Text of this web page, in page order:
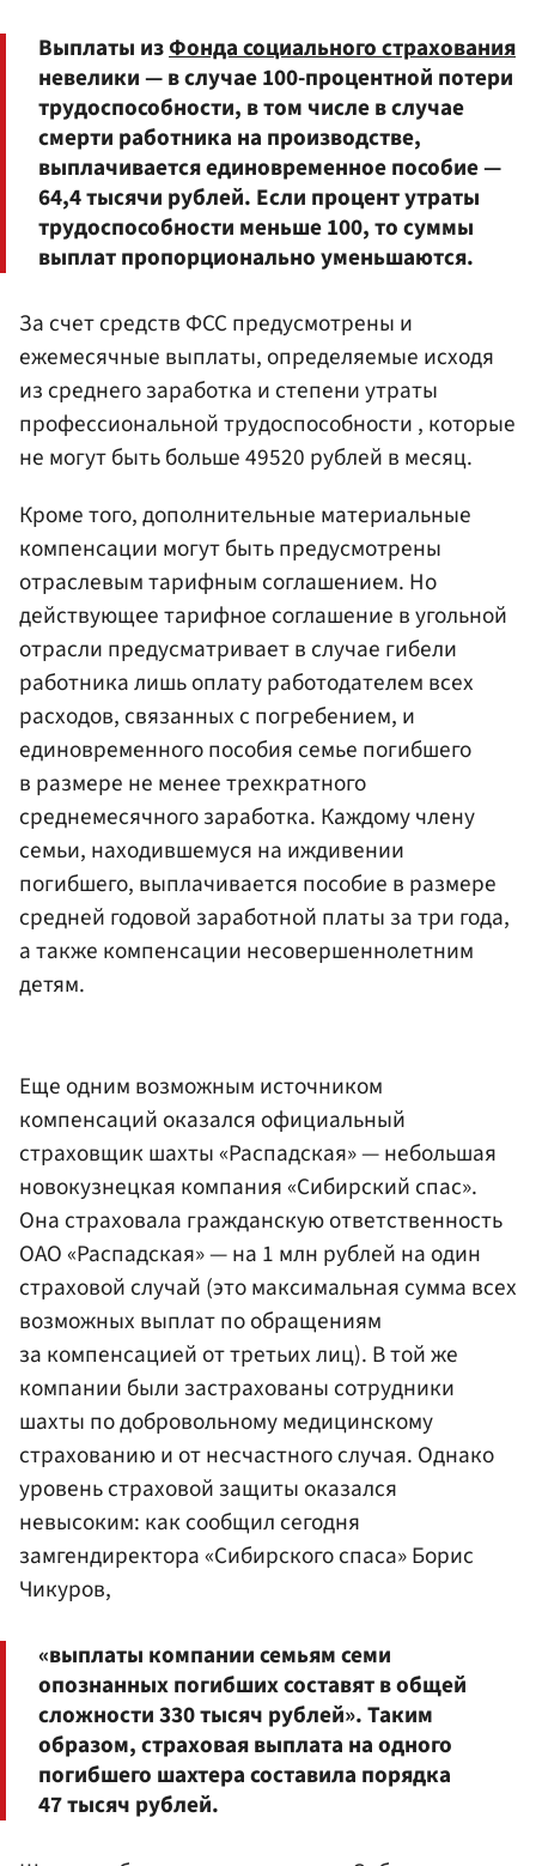
Выплаты изФонда социального страхования
невелики — в случае 100-процентной потери
трудоспособности, в том числе в случае
смерти работника на производстве,
выплачивается единовременное пособие —
64,4 тысячи рублей. Если процент утраты
трудоспособности меньше 100, то суммы
выплат пропорционально уменьшаются.
За счет средств ФСС предусмотрены и
ежемесячные выплаты, определяемые исходя
из среднего заработка и степени утраты
профессиональной трудоспособности , которые
не могут быть больше 49520 рублей в месяц.
Кроме того, дополнительные материальные
компенсации могут быть предусмотрены
отраслевым тарифным соглашением. Но
действующее тарифное соглашение в угольной
отрасли предусматривает в случае гибели
работника лишь оплату работодателем всех
расходов, связанных с погребением, и
единовременного пособия семье погибшего
в размере не менее трехкратного
среднемесячного заработка. Каждому члену
семьи, находившемуся на иждивении
погибшего, выплачивается пособие в размере
средней годовой заработной платы за три года,
а также компенсации несовершеннолетним
детям.
Еще одним возможным источником
компенсаций оказался официальный
страховщик шахты «Распадская» — небольшая
новокузнецкая компания «Сибирский спас».
Она страховала гражданскую ответственность
ОАО «Распадская» — на 1 млн рублей на один
страховой случай (это максимальная сумма всех
возможных выплат по обращениям
за компенсацией от третьих лиц). В той же
компании были застрахованы сотрудники
шахты по добровольному медицинскому
страхованию и от несчастного случая. Однако
уровень страховой защиты оказался
невысоким: как сообщил сегодня
замгендиректора «Сибирского спаса» Борис
Чикуров,
«выплаты компании семьям семи
опознанных погибших составят в общей
сложности 330 тысяч рублей». Таким
образом, страховая выплата на одного
погибшего шахтера составила порядка
47 тысяч рублей.